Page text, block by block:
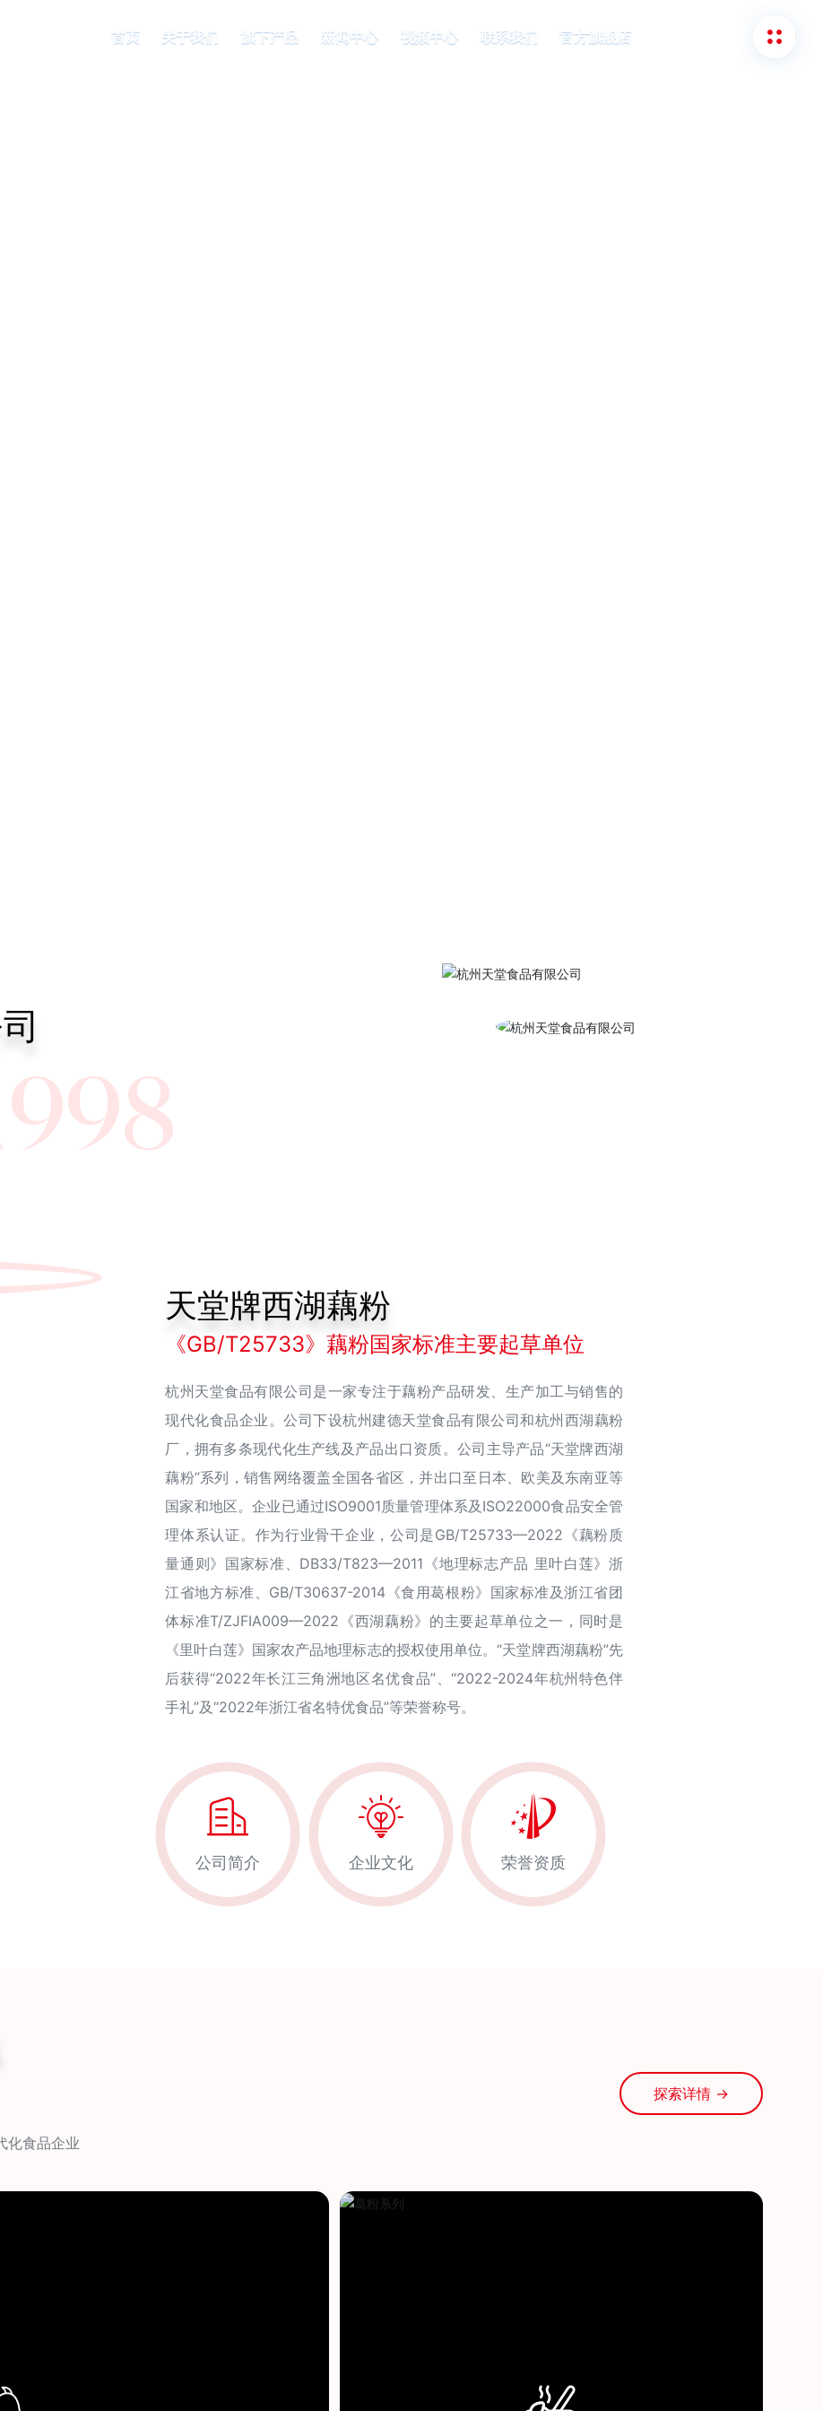
首页 关于我们 旗下产品 新闻中心 视频中心 联系我们 官方旗舰店
天堂牌西湖藕粉
《GB/T25733》藕粉国家标准主要起草单位
杭州天堂食品有限公司是一家专注于藕粉产品研发、生产加工与销售的
现代化食品企业。公司下设杭州建德天堂食品有限公司和杭州西湖藕粉
厂，拥有多条现代化生产线及产品出口资质。公司主导产品“天堂牌西湖
藕粉”系列，销售网络覆盖全国各省区，并出口至日本、欧美及东南亚等
国家和地区。企业已通过ISO9001质量管理体系及ISO22000食品安全管
理体系认证。作为行业骨干企业，公司是GB/T25733—2022《藕粉质
量通则》国家标准、DB33/T823—2011《地理标志产品 里叶白莲》浙
江省地方标准、GB/T30637-2014《食用葛根粉》国家标准及浙江省团
体标准T/ZJFIA009—2022《西湖藕粉》的主要起草单位之一，同时是
《里叶白莲》国家农产品地理标志的授权使用单位。“天堂牌西湖藕粉”先
后获得“2022年长江三角洲地区名优食品”、“2022-2024年杭州特色伴
手礼”及“2022年浙江省名特优食品”等荣誉称号。
公司简介 企业文化 荣誉资质
化食品企业
探索详情 →